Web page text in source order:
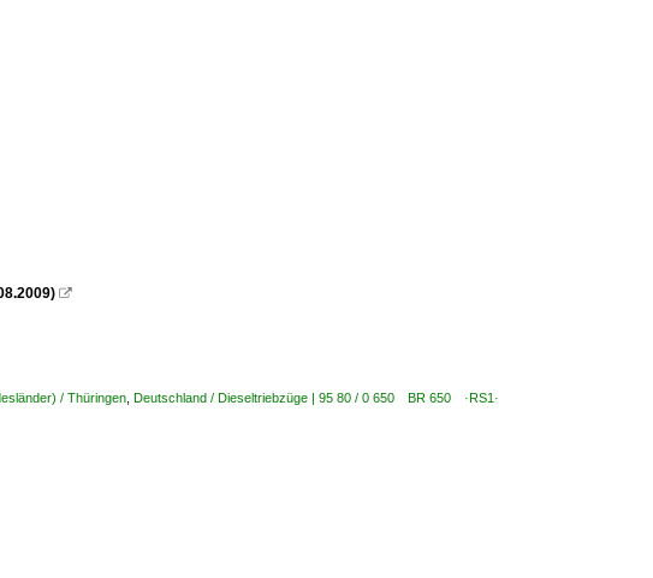

/ Thüringen Deutschland / Dieseltriebzüge | 95 80 / 0 650 BR 650 ·RS1·